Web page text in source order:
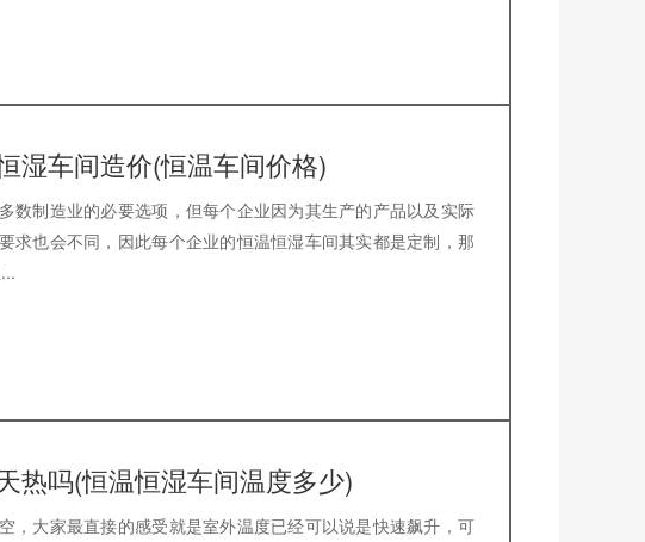
湿车间造价(恒温车间价格)
数制造业的必要选项，但每个企业因为其生产的产品以及实际
求也会不同，因此每个企业的恒温恒湿车间其实都是定制，那
热吗(恒温恒湿车间温度多少)
，大家最直接的感受就是室外温度已经可以说是快速飙升，可